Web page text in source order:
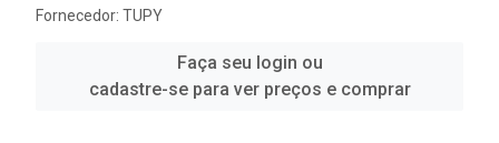
Fornecedor: TUPY
Faça seu login ou
cadastre-se para ver preços e comprar